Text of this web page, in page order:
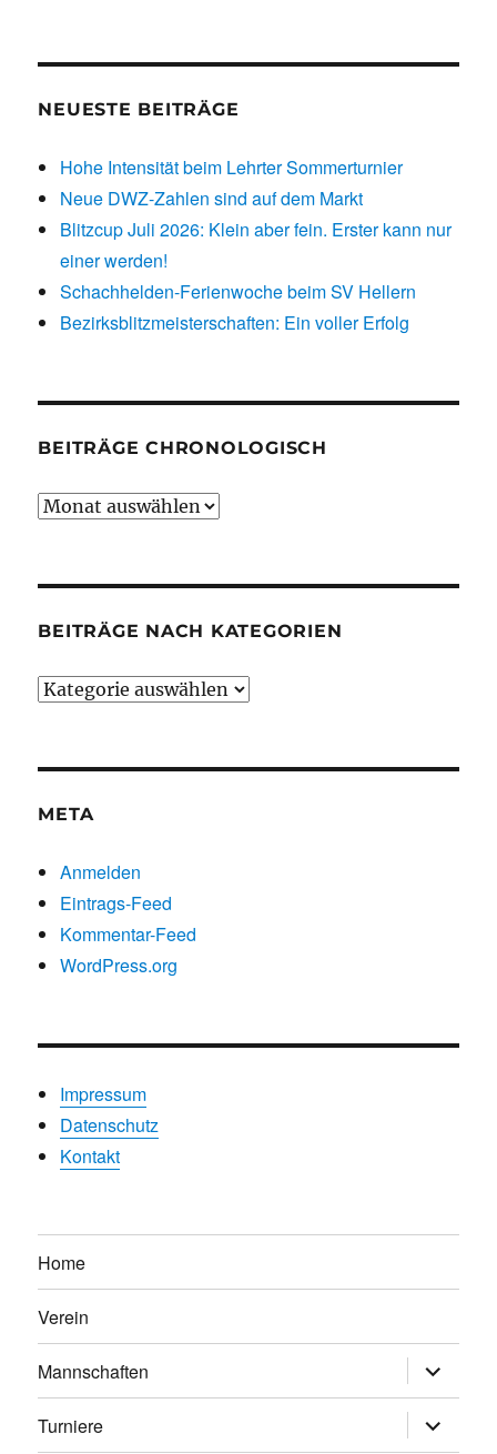
NEUESTE BEITRÄGE
Hohe Intensität beim Lehrter Sommerturnier
Neue DWZ-Zahlen sind auf dem Markt
Blitzcup Juli 2026: Klein aber fein. Erster kann nur
einer werden!
Schachhelden-Ferienwoche beim SV Hellern
Bezirksblitzmeisterschaften: Ein voller Erfolg
BEITRÄGE CHRONOLOGISCH
Beiträge
BEITRÄGE NACH KATEGORIEN
Beiträge
META
Anmelden
Eintrags-Feed
Kommentar-Feed
WordPress.org
Impressum
Datenschutz
Kontakt
Home
Verein
Mannschaften
anzeigen
Turniere
anzeigen